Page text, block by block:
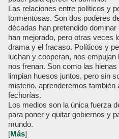
Las relaciones entre políticos y
tormentosas. Son dos poderes
décadas han pretendido
han mejorado, pero otras veces
drama y el fracaso. Políticos y
luchan y cooperan, nos
nos frenan. Son como las
limpian huesos juntos, pero sin
misterio, aprenderemos también
fechorías.
Los medios son la única fuerza
para poner y quitar gobiernos y
mundo.
[Más]